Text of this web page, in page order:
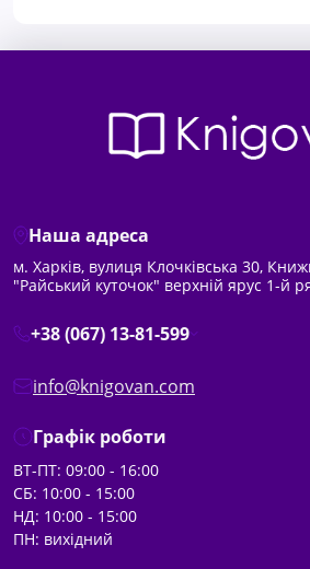
Наша адреса
м. Харків, вулиця Клочківська 30,
"Райський куточок" верхній ярус 1-й
+38 (067) 13-81-599
info@knigovan.com
Графік роботи
ВТ-ПТ: 09:00 - 16:00
СБ: 10:00 - 15:00
НД: 10:00 - 15:00
ПН: вихідний